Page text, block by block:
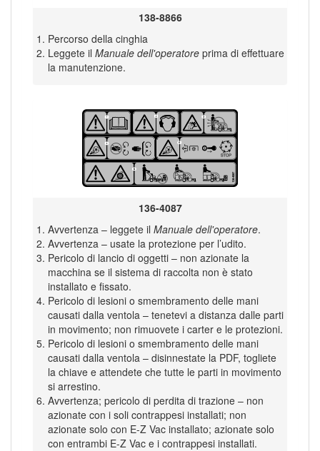
138-8866
Percorso della cinghia
Leggete il Manuale dell'operatoreprima di effettuare
la manutenzione.
136-4087
Avvertenza – leggete il Manuale dell'operatore.
Avvertenza – usate la protezione per l’udito.
Pericolo di lancio di oggetti – non azionate la
macchina se il sistema di raccolta non è stato
installato e fissato.
Pericolo di lesioni o smembramento delle mani
causati dalla ventola – tenetevi a distanza dalle parti
in movimento; non rimuovete i carter e le protezioni.
Pericolo di lesioni o smembramento delle mani
causati dalla ventola – disinnestate la PDF, togliete
la chiave e attendete che tutte le parti in movimento
si arrestino.
Avvertenza; pericolo di perdita di trazione – non
azionate con i soli contrappesi installati; non
azionate solo con E-Z Vac installato; azionate solo
con entrambi E-Z Vac e i contrappesi installati.